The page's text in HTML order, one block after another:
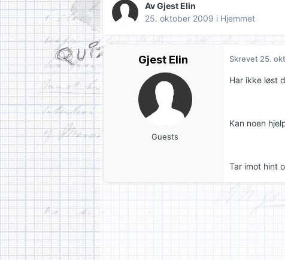
Av Gjest Elin
25. oktober 2009 i Hjemmet
Gjest Elin
Guests
Skrevet 25.
Har ikke løst
Kan noen
Tar imot hint